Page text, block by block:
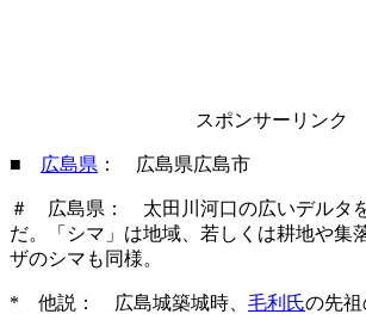
スポンサーリンク
■ 広島県 ： 広島県広島市
＃ 広島県： 太田川河口の広いデルタ
だ。「シマ」は地域、若しくは耕地や集
ザのシマも同様。
* 他説： 広島城築城時、 毛利氏の先祖